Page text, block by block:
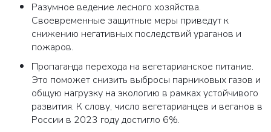
Разумное ведение лесного хозяйства.
Своевременные защитные меры приведут к
снижению негативных последствий ураганов и
пожаров.
Пропаганда перехода на вегетарианское питание.
Это поможет снизить выбросы парниковых газов и
общую нагрузку на экологию в рамках устойчивого
развития. К слову, число вегетарианцев и веганов в
России в 2023 году достигло 6%.